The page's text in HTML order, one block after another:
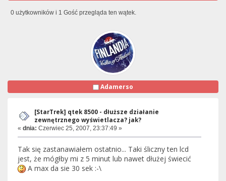
0 użytkowników i 1 Gość przegląda ten wątek.
Adamerso
[StarTrek] qtek 8500 - dłuższe działanie
zewnętrznego wyświetlacza? jak?
« dnia: Czerwiec 25, 2007, 23:37:49 »
Tak się zastanawiałem ostatnio... Taki śliczny ten lcd
jest, że mógłby mi z 5 minut lub nawet dłużej świecić
A max da sie 30 sek :-\